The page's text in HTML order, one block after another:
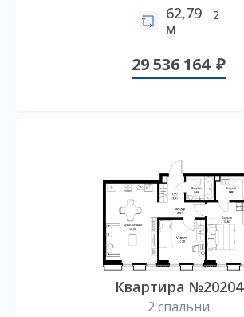
62,79
м
2
29 536 164
Квартира №20204
2 спальни